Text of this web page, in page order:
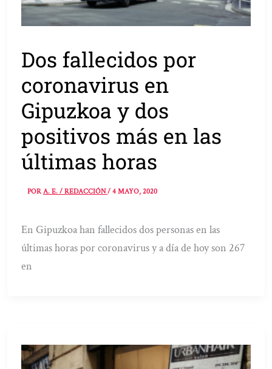
Dos fallecidos por
coronavirus en
Gipuzkoa y dos
positivos más en las
últimas horas
PORA. E. / REDACCIÓN/4 MAYO, 2020
En Gipuzkoa han fallecidos dos personas en las
últimas horas por coronavirus y a día de hoy son 267
en